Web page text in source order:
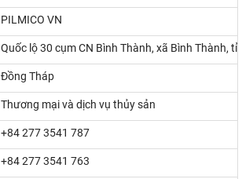
PILMICO VN
Quốc lộ 30 cụm CN Bình Thành, xã Bình Thành,
Đồng Tháp
Thương mại và dịch vụ thủy sản
+84 277 3541 787
+84 277 3541 763